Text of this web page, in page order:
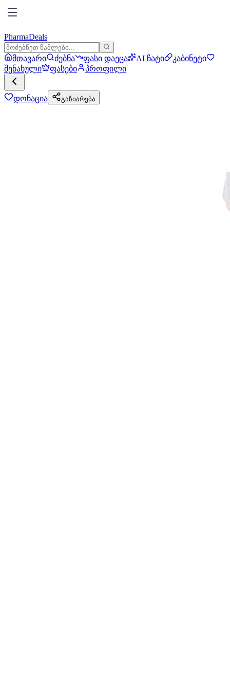
PharmaDeals
მთავარი ძებნა ფასი დაეცა AI ჩატი
კაბინეტი
შენახული
ფასები პროფილი
დონაცია გაზიარება